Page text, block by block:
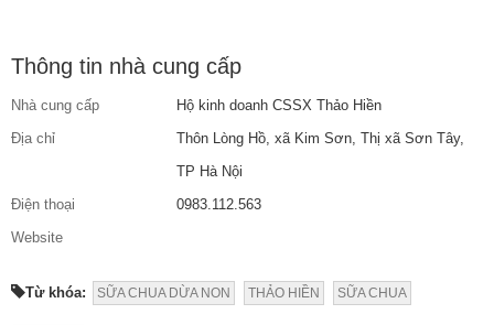
Thông tin nhà cung cấp
Nhà cung cấp
Hộ kinh doanh CSSX Thảo Hiền
Địa chỉ
Thôn Lòng Hồ, xã Kim Sơn, Thị xã Sơn Tây,
TP Hà Nội
Điện thoại
0983.112.563
Website
Từ khóa: SỮA CHUA DỪA NON THẢO HIỀN SỮA CHUA